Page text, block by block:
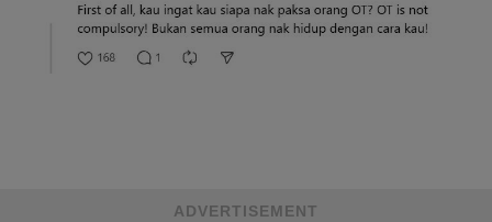
ADVERTISEMENT